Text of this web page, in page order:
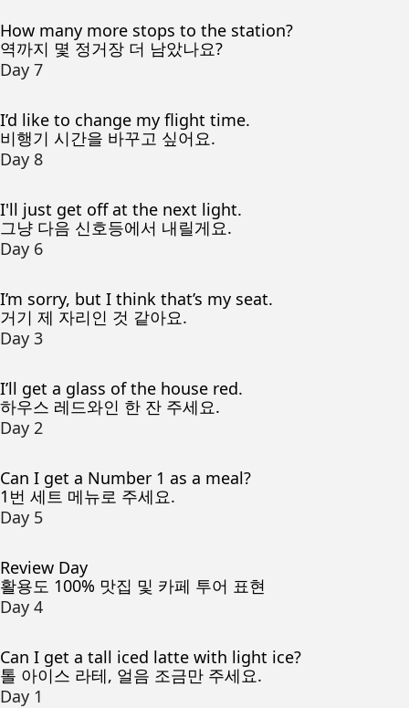
How many more stops to the station?
역까지 몇 정거장 더 남았나요?
Day 7
I’d like to change my flight time.
비행기 시간을 바꾸고 싶어요.
Day 8
I'll just get off at the next light.
그냥 다음 신호등에서 내릴게요.
Day 6
I’m sorry, but I think that’s my seat.
거기 제 자리인 것 같아요.
Day 3
I’ll get a glass of the house red.
하우스 레드와인 한 잔 주세요.
Day 2
Can I get a Number 1 as a meal?
1번 세트 메뉴로 주세요.
Day 5
Review Day
활용도 100% 맛집 및 카페 투어 표현
Day 4
Can I get a tall iced latte with light ice?
톨 아이스 라테, 얼음 조금만 주세요.
Day 1